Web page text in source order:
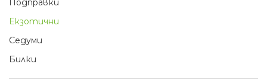
Подправки
Екзотични
Седуми
Билки